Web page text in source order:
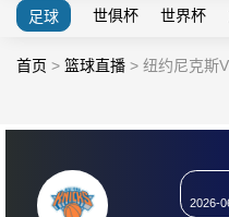
足球 世俱杯 世界杯
首页 > 篮球直播 > 纽约尼克斯